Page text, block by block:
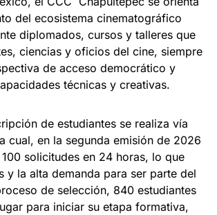
del ecosistema cinematográfico
diplomados, cursos y talleres que
ciencias y oficios del cine, siempre
de acceso democrático y
técnicas y creativas.
de estudiantes se realiza vía
cual, en la segunda emisión de 2026
solicitudes en 24 horas, lo que
y la alta demanda para ser parte del
de selección, 840 estudiantes
para iniciar su etapa formativa,